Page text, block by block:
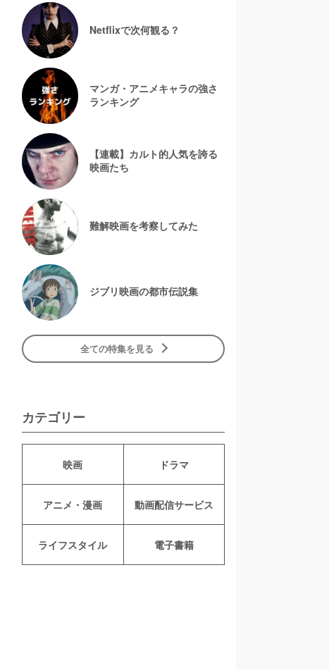
Netflixで次何観る？
マンガ・アニメキャラの強さ
ランキング
【連載】カルト的人気を誇る
映画たち
難解映画を考察してみた
ジブリ映画の都市伝説集
全ての特集を見る
カテゴリー
映画 ドラマ
アニメ・漫画 動画配信サービス
ライフスタイル 電子書籍